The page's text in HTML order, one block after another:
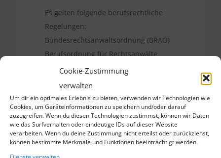
Cookie-Zustimmung
verwalten
Um dir ein optimales Erlebnis zu bieten, verwenden wir Technologien wie
Cookies, um Geräteinformationen zu speichern und/oder darauf
zuzugreifen. Wenn du diesen Technologien zustimmst, können wir Daten
wie das Surfverhalten oder eindeutige IDs auf dieser Website
verarbeiten. Wenn du deine Zustimmung nicht erteilst oder zurückziehst,
können bestimmte Merkmale und Funktionen beeinträchtigt werden.
Es gelten folgende berufsrechtliche
Regelungen:
Bundesrechtsanwaltsordnung (BRAO)
Berufsordnung für Rechtsanwälte
(BORA)
Rechtsanwaltsvergütungsgesetz (RVG)
Fachanwaltsordnung (FAO)
Berufsregeln der Rechtsanwälte der
Europäischen Gemeinschaften (CCBE)
Diese Vorschriften können unter